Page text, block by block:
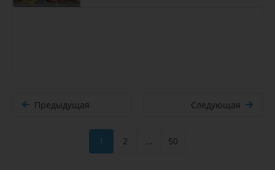
Предыдущая Следующая
1 2 ... 50